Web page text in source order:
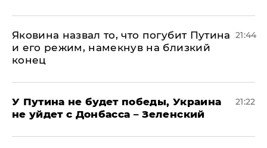
Яковина назвал то, что погубит Путина
и его режим, намекнув на близкий
конец
21:44
У Путина не будет победы, Украина
не уйдет с Донбасса – Зеленский
21:22